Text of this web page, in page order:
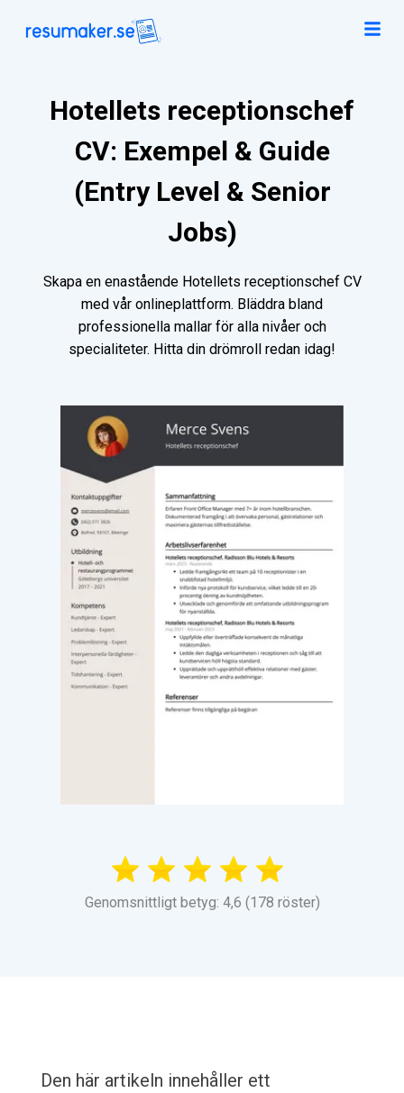
Hotellets receptionschef
CV: Exempel & Guide
(Entry Level & Senior
Jobs)
Skapa en enastående Hotellets receptionschef CV
med vår onlineplattform. Bläddra bland
professionella mallar för alla nivåer och
specialiteter. Hitta din drömroll redan idag!
Genomsnittligt betyg: 4,6 (178 röster)
Den här artikeln innehåller ett